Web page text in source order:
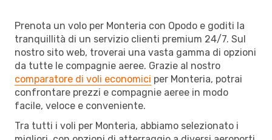
Prenota un volo per Monteria con Opodo e goditi la
tranquillità di un servizio clienti premium 24/7. Sul
nostro sito web, troverai una vasta gamma di opzioni
da tutte le compagnie aeree. Grazie al nostro
comparatore di voli economici per Monteria, potrai
confrontare prezzi e compagnie aeree in modo
facile, veloce e conveniente.
Tra tutti i voli per Monteria, abbiamo selezionato i